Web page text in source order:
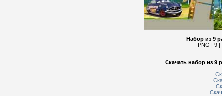
Набор из 9
PNG | 9 |
Скачать набор из 9